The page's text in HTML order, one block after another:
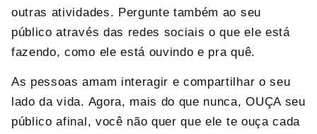
outras atividades. Pergunte também ao seu
público através das redes sociais o que ele está
fazendo, como ele está ouvindo e pra quê.
As pessoas amam interagir e compartilhar o seu
lado da vida. Agora, mais do que nunca, OUÇA seu
público afinal, você não quer que ele te ouça cada